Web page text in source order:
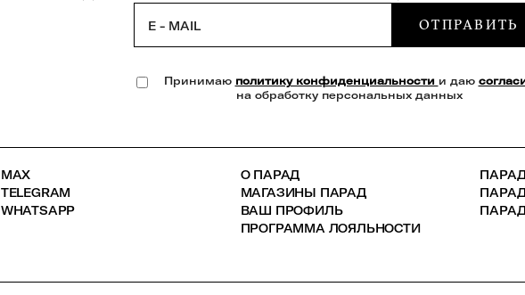
E - MAIL ОТПРАВИТЬ
Принимаю политику конфиденциальности и даю
на обработку персональных данных
MAX
TELEGRAM
WHATSAPP
О ПАРАД
МАГАЗИНЫ ПАРАД
ВАШ ПРОФИЛЬ
ПРОГРАММА ЛОЯЛЬНОСТИ
ПАРАД
ПАРАД